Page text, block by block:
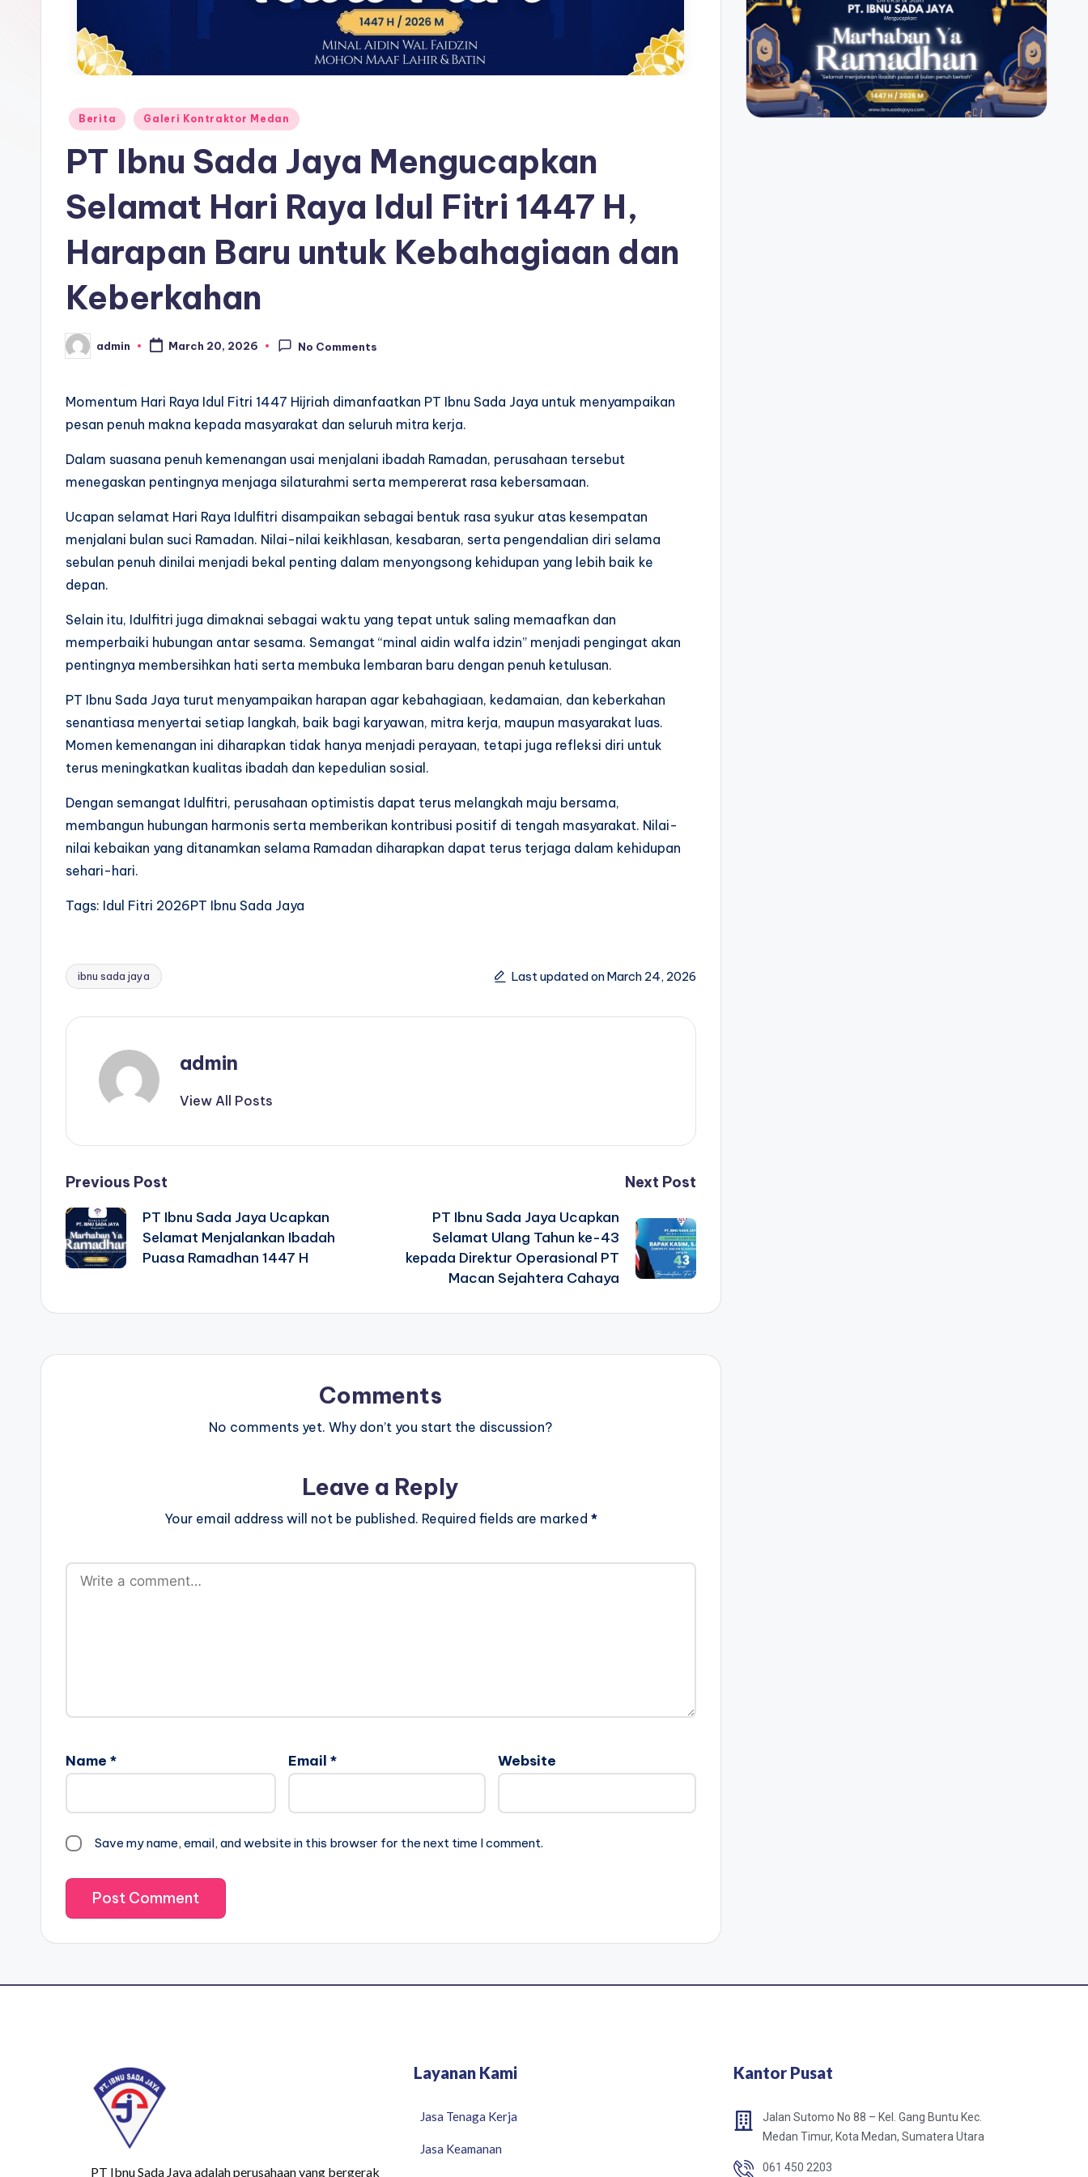
Berita Galeri Kontraktor Medan
PT Ibnu Sada Jaya Mengucapkan
Selamat Hari Raya Idul Fitri 1447 H,
Harapan Baru untuk Kebahagiaan dan
Keberkahan
admin March 20, 2026 No Comments
Momentum Hari Raya Idul Fitri 1447 Hijriah dimanfaatkan PT Ibnu Sada Jaya untuk menyampaikan
pesan penuh makna kepada masyarakat dan seluruh mitra kerja.
Dalam suasana penuh kemenangan usai menjalani ibadah Ramadan, perusahaan tersebut
menegaskan pentingnya menjaga silaturahmi serta mempererat rasa kebersamaan.
Ucapan selamat Hari Raya Idulfitri disampaikan sebagai bentuk rasa syukur atas kesempatan
menjalani bulan suci Ramadan. Nilai-nilai keikhlasan, kesabaran, serta pengendalian diri selama
sebulan penuh dinilai menjadi bekal penting dalam menyongsong kehidupan yang lebih baik ke
depan.
Selain itu, Idulfitri juga dimaknai sebagai waktu yang tepat untuk saling memaafkan dan
memperbaiki hubungan antar sesama. Semangat “minal aidin walfa idzin” menjadi pengingat akan
pentingnya membersihkan hati serta membuka lembaran baru dengan penuh ketulusan.
PT Ibnu Sada Jaya turut menyampaikan harapan agar kebahagiaan, kedamaian, dan keberkahan
senantiasa menyertai setiap langkah, baik bagi karyawan, mitra kerja, maupun masyarakat luas.
Momen kemenangan ini diharapkan tidak hanya menjadi perayaan, tetapi juga refleksi diri untuk
terus meningkatkan kualitas ibadah dan kepedulian sosial.
Dengan semangat Idulfitri, perusahaan optimistis dapat terus melangkah maju bersama,
membangun hubungan harmonis serta memberikan kontribusi positif di tengah masyarakat. Nilai-
nilai kebaikan yang ditanamkan selama Ramadan diharapkan dapat terus terjaga dalam kehidupan
sehari-hari.
Tags: Idul Fitri 2026PT Ibnu Sada Jaya
ibnu sada jaya Last updated on March 24, 2026
admin
View All Posts
Previous Post
PT Ibnu Sada Jaya Ucapkan
Selamat Menjalankan Ibadah
Puasa Ramadhan 1447 H
Next Post
PT Ibnu Sada Jaya Ucapkan
Selamat Ulang Tahun ke-43
kepada Direktur Operasional PT
Macan Sejahtera Cahaya
Comments
No comments yet. Why don’t you start the discussion?
Leave a Reply
Your email address will not be published. Required fields are marked *
Name * Email * Website
Save my name, email, and website in this browser for the next time I comment.
PT Ibnu Sada Jaya adalah perusahaan yang bergerak
Layanan Kami
Jasa Tenaga Kerja
Jasa Keamanan
Kantor Pusat
Jalan Sutomo No 88 – Kel. Gang Buntu Kec.
Medan Timur, Kota Medan, Sumatera Utara
061 450 2203